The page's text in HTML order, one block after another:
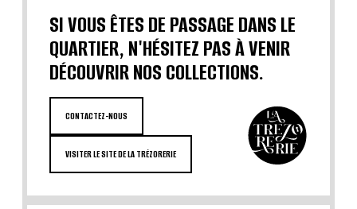
SI VOUS ÊTES DE PASSAGE DANS LE
QUARTIER, N'HÉSITEZ PAS À VENIR
DÉCOUVRIR NOS COLLECTIONS.
CONTACTEZ-NOUS
VISITER LE SITE DE LA TRÉZORERIE